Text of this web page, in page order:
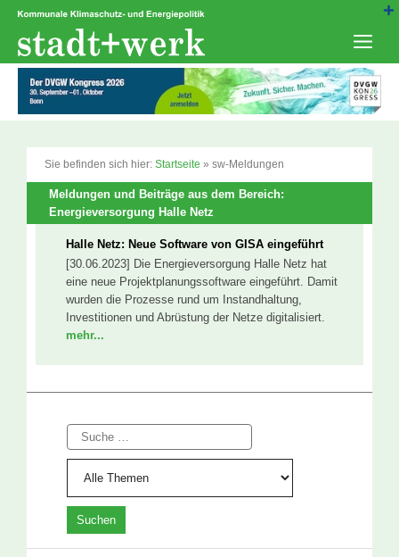
Zum
springen
Sie befinden sich hier: Startseite » sw-Meldungen
Meldungen und Beiträge aus dem Bereich:
Energieversorgung Halle Netz
Halle Netz: Neue Software von GISA eingeführt
[30.06.2023] Die Energieversorgung Halle Netz hat
eine neue Projektplanungssoftware eingeführt. Damit
wurden die Prozesse rund um Instandhaltung,
Investitionen und Abrüstung der Netze digitalisiert.
mehr...
Suche